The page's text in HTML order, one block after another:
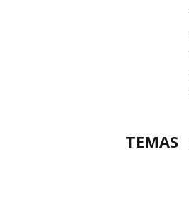
TEMAS